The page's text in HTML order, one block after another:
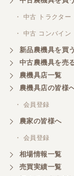
・ 中古 トラクター
・ 中古 コンバイン
新品農機具を買う
中古農機具を売
農機具店一覧
農機具店の皆様
・ 会員登録
農家の皆様へ
・ 会員登録
相場情報一覧
売買実績一覧